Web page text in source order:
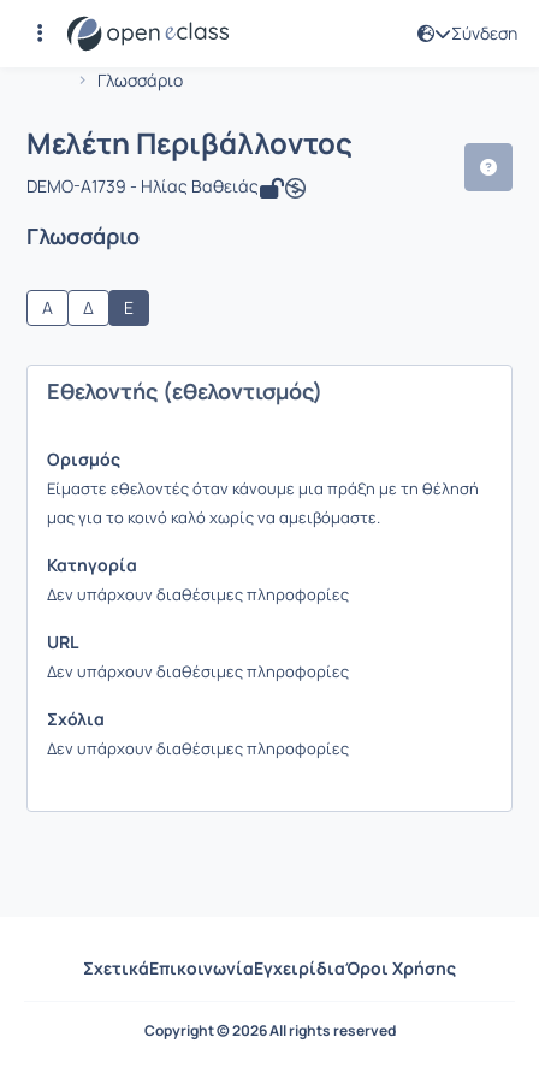
Σύνδεση
Αρχική Σελίδα
Γλωσσάριο
Μάθημα : Μελέτη Περιβάλλοντος
Μελέτη Περιβάλλοντος
DEMO-A1739 - Ηλίας Βαθειάς
Γλωσσάριο
Α Δ Ε
Εθελοντής (εθελοντισμός)
Ορισμός
Είμαστε εθελοντές όταν κάνουμε μια πράξη με τη θέλησή
μας για το κοινό καλό χωρίς να αμειβόμαστε.
Κατηγορία
Δεν υπάρχουν διαθέσιμες πληροφορίες
URL
Δεν υπάρχουν διαθέσιμες πληροφορίες
Σχόλια
Δεν υπάρχουν διαθέσιμες πληροφορίες
ΣχετικάΕπικοινωνίαΕγχειρίδιαΌροι Χρήσης
Copyright © 2026 All rights reserved